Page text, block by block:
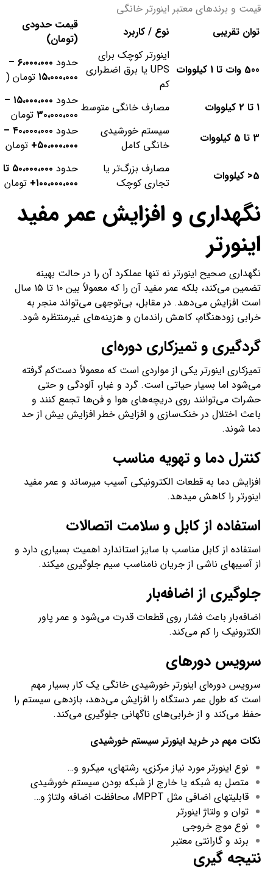
قیمت و برندهای معتبر اینورتر خانگی
توان تقریبی
نوع / کاربرد
قیمت حدودی
(تومان)
500 وات تا 1 کیلووات
اینورتر کوچک برای
UPS یا برق اضطراری
کم
حدود ۶،۰۰۰،۰۰۰ –
۱۵،۰۰۰،۰۰۰ تومان (
1 تا 2 کیلووات مصارف خانگی متوسط حدود ۱۵،۰۰۰،۰۰۰ –
۳۰،۰۰۰،۰۰۰ تومان
3 تا 5 کیلووات
سیستم خورشیدی
خانگی کامل
حدود ۴۰،۰۰۰،۰۰۰ –
۵۰،۰۰۰،۰۰۰+ تومان
5
< کیلووات
مصارف بزرگ‌تر یا
تجاری کوچک
حدود ۵۰،۰۰۰،۰۰۰ تا
۱۰۰،۰۰۰،۰۰۰+ تومان
نگهداری و افزایش عمر مفید
اینورتر
نگهداری صحیح اینورتر نه تنها عملکرد آن را در حالت بهینه
تضمین می‌کند، بلکه عمر مفید آن را که معمولاً بین ۱۰ تا ۱۵ سال
است افزایش می‌دهد. در مقابل، بی‌توجهی می‌تواند منجر به
خرابی زودهنگام، کاهش راندمان و هزینه‌های غیرمنتظره شود.
گردگیری و تمیزکاری دوره‌ای
تمیزکاری اینورتر یکی از مواردی است که معمولاً دست‌کم گرفته
می‌شود اما بسیار حیاتی است. گرد و غبار، آلودگی و حتی
حشرات می‌توانند روی دریچه‌های هوا و فن‌ها تجمع کنند و
باعث اختلال در خنک‌سازی و افزایش خطر افزایش بیش از حد
دما شوند.
کنترل دما و تهویه مناسب
افزایش دما به قطعات الکترونیکی آسیب می­رساند و عمر مفید
اینورتر را کاهش می­دهد.
استفاده از کابل و سلامت اتصالات
استفاده از کابل مناسب با سایز استاندارد اهمیت بسیاری دارد و
از آسیب­های ناشی از جریان نامناسب سیم جلوگیری می­کند.
جلوگیری از اضافه‌بار
اضافه‌بار باعث فشار روی قطعات قدرت می‌شود و عمر پاور
الکترونیک را کم می‌کند.
سرویس دوره­ای
سرویس دوره‌ای اینورتر خورشیدی خانگی یک کار بسیار مهم
است که طول عمر دستگاه را افزایش می‌دهد، بازدهی سیستم را
حفظ می‌کند و از خرابی‌های ناگهانی جلوگیری می‌کند.
نکات مهم در خرید اینورتر سیستم خورشیدی
نوع اینورتر مورد نیاز مرکزی، رشته­ای، میکرو و…
متصل به شبکه یا خارج از شبکه بودن سیستم خورشیدی
قابلیت­های اضافی مثل MPPT، محافظت اضافه ولتاژ و…
توان و ولتاژ اینورتر
نوع موج خروجی
برند و گارانتی معتبر
نتیجه ­گیری